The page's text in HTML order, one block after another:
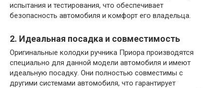
испытания и тестирования, что обеспечивает
безопасность автомобиля и комфорт его владельца.
2. Идеальная посадка и совместимость
Оригинальные колодки ручника Приора производятся
специально для данной модели автомобиля и имеют
идеальную посадку. Они полностью совместимы с
другими системами автомобиля, что гарантирует